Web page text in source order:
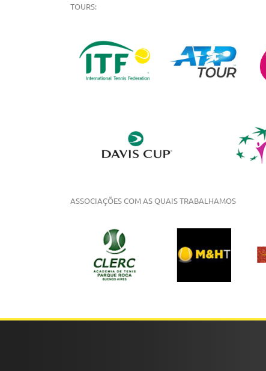
TOURS:
ASSOCIAÇÕES COM AS QUAIS TRABALHAMOS